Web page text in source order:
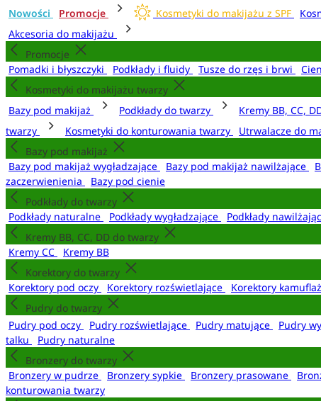
Nowości
Promocje Kosmetyki do makijażu z SPF
Akcesoria do makijażu
Promocje
Pomadki i błyszczyki
Podkłady i fluidy Tusze do rzęs i brwi
Kosmetyki do makijażu twarzy
Bazy pod makijaż
Podkłady do twarzy Kremy BB, CC,
twarzy
Kosmetyki do konturowania twarzy
Utrwalacze do
Bazy pod makijaż
Bazy pod makijaż wygładzające
Bazy pod makijaż nawilżające
zaczerwienienia
Bazy pod cienie
Podkłady do twarzy
Podkłady naturalne
Podkłady wygładzające Podkłady
Kremy BB, CC, DD do twarzy
Kremy CC
Kremy BB
Korektory do twarzy
Korektory pod oczy
Korektory rozświetlające Korektory
Pudry do twarzy
Pudry pod oczy
Pudry rozświetlające Pudry matujące Pudry
talku
Pudry naturalne
Bronzery do twarzy
Bronzery w pudrze
Bronzery sypkie Bronzery prasowane
konturowania twarzy